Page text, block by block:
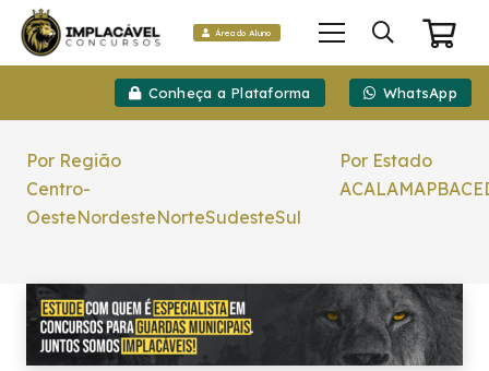
Área do Aluno
Conheça a Plataforma WhatsApp
Por Região
Centro-
OesteNordesteNorteSudesteSul
Por Estado
ACALAMAPBACE